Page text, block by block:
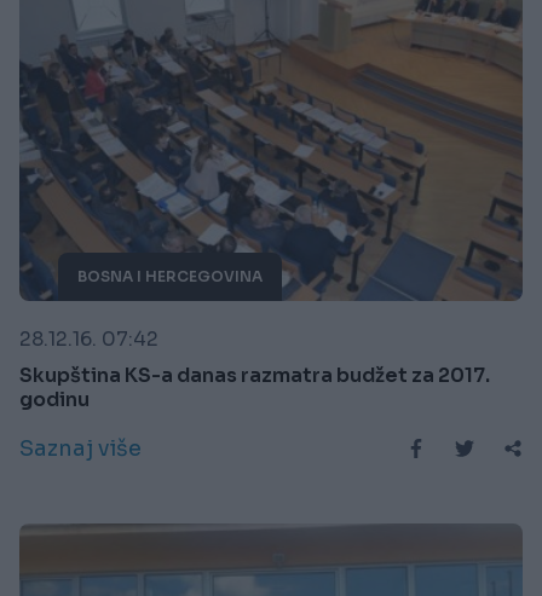
BOSNA I HERCEGOVINA
28.12.16. 07:42
Skupština KS-a danas razmatra budžet za 2017.
godinu
Saznaj više